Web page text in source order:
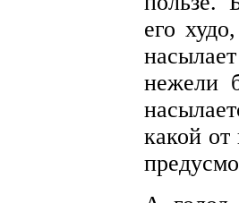
его
нежели
какой от